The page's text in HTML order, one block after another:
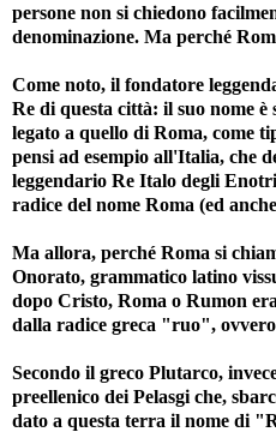
persone non si chiedono
denominazione. Ma perché
Come noto, il fondatore
Re di questa città: il suo nome
legato a quello di Roma, come
pensi ad esempio all'Italia, che
leggendario Re Italo degli
radice del nome Roma (ed
Ma allora, perché Roma si
Onorato, grammatico latino
dopo Cristo, Roma o Rumon
dalla radice greca "ruo",
Secondo il greco Plutarco,
preellenico dei Pelasgi che,
dato a questa terra il nome di